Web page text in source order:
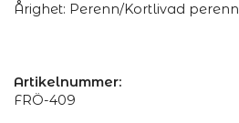
Årighet: Perenn/Kortlivad perenn
Artikelnummer:
FRÖ-409